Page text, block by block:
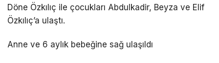
Döne Özkılıç ile çocukları Abdulkadir, Beyza ve Elif
Özkılıç’a ulaştı.
Anne ve 6 aylık bebeğine sağ ulaşıldı